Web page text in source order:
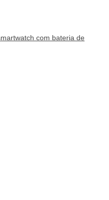
com bateria de